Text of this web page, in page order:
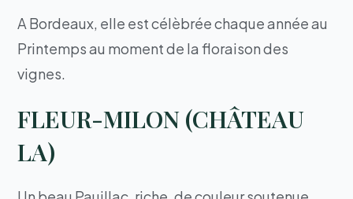
A Bordeaux, elle est célèbrée chaque année au
Printemps au moment de la floraison des
vignes.
FLEUR-MILON (CHÂTEAU
LA)